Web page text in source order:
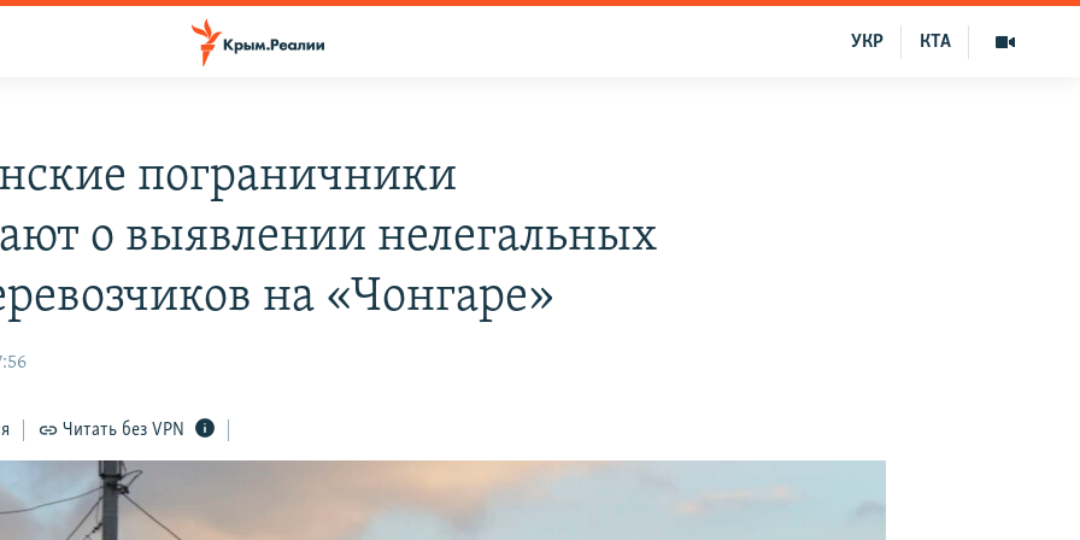
КТА
УКР
пограничники
о выявлении нелегальных
на «Чонгаре»
Читать без VPN